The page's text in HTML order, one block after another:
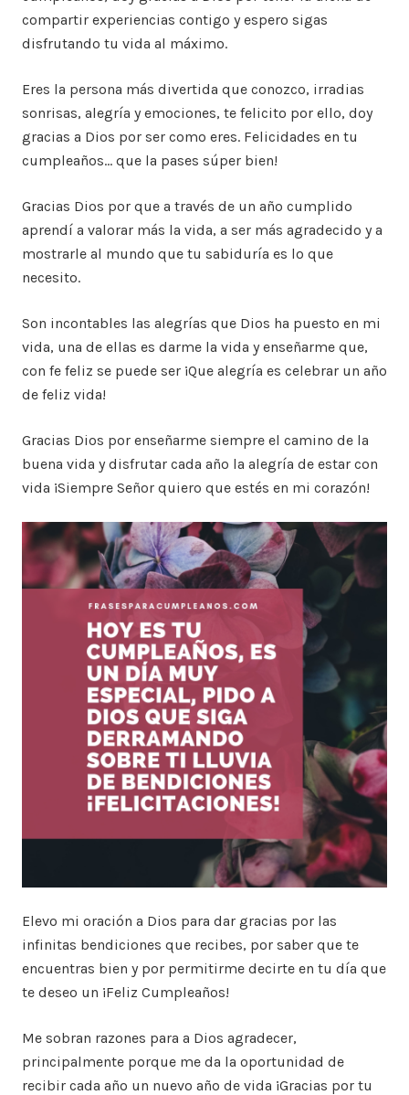
compartir experiencias contigo y espero sigas
disfrutando tu vida al máximo.
Eres la persona más divertida que conozco, irradias
sonrisas, alegría y emociones, te felicito por ello, doy
gracias a Dios por ser como eres. Felicidades en tu
cumpleaños… que la pases súper bien!
Gracias Dios por que a través de un año cumplido
aprendí a valorar más la vida, a ser más agradecido y a
mostrarle al mundo que tu sabiduría es lo que
necesito.
Son incontables las alegrías que Dios ha puesto en mi
vida, una de ellas es darme la vida y enseñarme que,
con fe feliz se puede ser ¡Que alegría es celebrar un año
de feliz vida!
Gracias Dios por enseñarme siempre el camino de la
buena vida y disfrutar cada año la alegría de estar con
vida ¡Siempre Señor quiero que estés en mi corazón!
Elevo mi oración a Dios para dar gracias por las
infinitas bendiciones que recibes, por saber que te
encuentras bien y por permitirme decirte en tu día que
te deseo un ¡Feliz Cumpleaños!
Me sobran razones para a Dios agradecer,
principalmente porque me da la oportunidad de
recibir cada año un nuevo año de vida ¡Gracias por tu